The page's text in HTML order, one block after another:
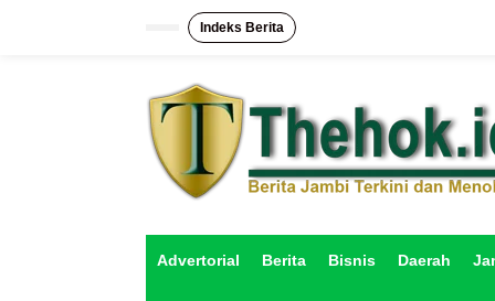
Indeks Berita
Advertorial Berita Bisnis Daerah